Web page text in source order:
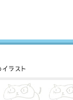
ラスト